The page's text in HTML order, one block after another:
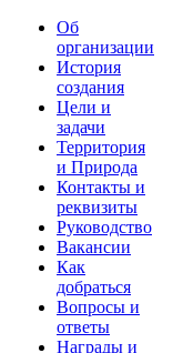
Об
организации
История
создания
Цели и
задачи
Территория
и Природа
Контакты и
реквизиты
Руководство
Вакансии
Как
добраться
Вопросы и
ответы
Награды и